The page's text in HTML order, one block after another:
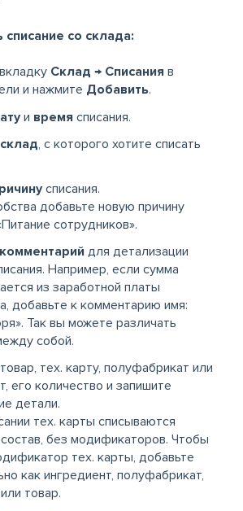
со склада:
Склад → Списания в
и нажмите Добавить.
и время списания.
склад, с которого хотите списать
списания.
добавьте новую причину
сотрудников».
комментарий для детализации
Например, если сумма
из заработной платы
добавьте к комментарию имя:
Так вы можете различать
собой.
тех. карту, полуфабрикат или
его количество и запишите
детали.
тех. карты списываются
без модификаторов. Чтобы
тех. карты, добавьте
как ингредиент, полуфабрикат,
товар.